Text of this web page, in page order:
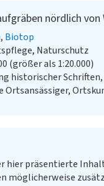
nördlich von
Biotop
Naturschutz
(größer als 1:20.000)
historischer
Ortsansässiger,
hier präsentierte
möglicherweise